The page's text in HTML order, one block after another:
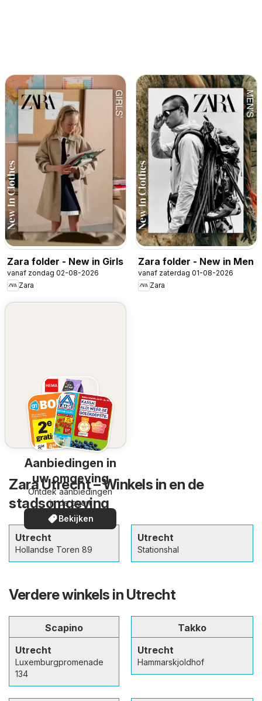
Zara folder - New in Girls
vanaf zondag 02-08-2026
Zara
Zara folder - New in Men
vanaf zaterdag 01-08-2026
Zara
Aanbiedingen in
uw omgeving
Ontdek aanbiedingen
in de buurt
Bekijken
Zara Utrecht – Winkels in en de
stadsomgeving
Utrecht
Hollandse Toren 89
Utrecht
Stationshal
Verdere winkels in Utrecht
Scapino
Utrecht
Luxemburgpromenade
134
Takko
Utrecht
Hammarskjoldhof